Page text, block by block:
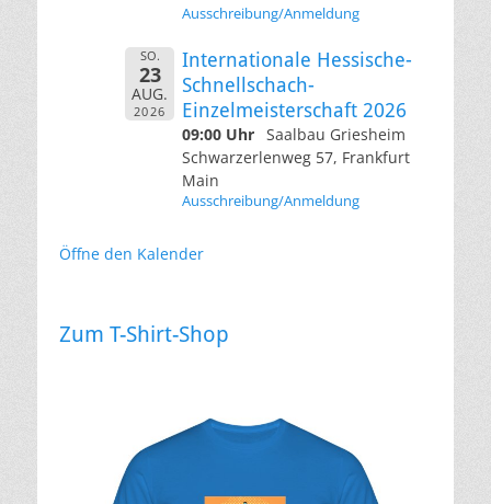
Ausschreibung/Anmeldung
SO.
23
AUG.
2026
Internationale Hessische-
Schnellschach-
Einzelmeisterschaft 2026
09:00 Uhr Saalbau Griesheim
Schwarzerlenweg 57, Frankfurt
Main
Ausschreibung/Anmeldung
Öffne den Kalender
Zum T-Shirt-Shop